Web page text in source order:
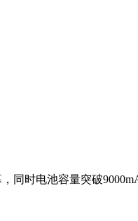
同时电池容量突破